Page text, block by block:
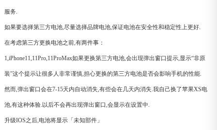
服务.
如果要选择第三方电池,尽量选择品牌电池,保证电池在安全性和稳定性上更好.
在考虑第三方更换电池之前,有两件事：
1,iPhone11,11Pro,11ProMax如果更换第三方电池,会出现弹出窗口提示,显示“非原
装”这个提示让很多人非常谨慎,担心更换的第三方电池是否会影响手机的性能.
然而,弹出窗口会在7-15天内自动消失,有些会在几天内消失.我自己换了苹果XS电
池,有这种体验.以后不会再出现弹出窗口,会显示在设置中.
升级IOS之后,电池将显示「未知部件」